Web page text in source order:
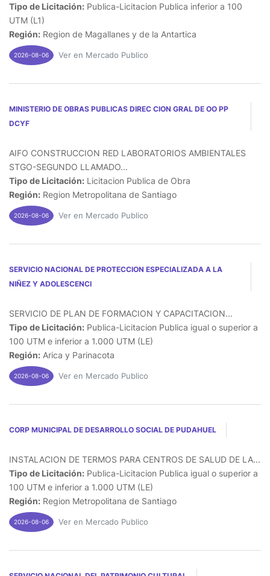
Tipo de Licitación: Publica-Licitacion Publica inferior a 100
UTM (L1)
Región: Region de Magallanes y de la Antartica
2026-08-06 Ver en Mercado Publico
MINISTERIO DE OBRAS PUBLICAS DIREC CION GRAL DE OO PP
DCYF
AIFO CONSTRUCCION RED LABORATORIOS AMBIENTALES
STGO-SEGUNDO LLAMADO...
Tipo de Licitación: Licitacion Publica de Obra
Región: Region Metropolitana de Santiago
2026-08-06 Ver en Mercado Publico
SERVICIO NACIONAL DE PROTECCION ESPECIALIZADA A LA
NIÑEZ Y ADOLESCENCI
SERVICIO DE PLAN DE FORMACION Y CAPACITACION...
Tipo de Licitación: Publica-Licitacion Publica igual o superior a
100 UTM e inferior a 1.000 UTM (LE)
Región: Arica y Parinacota
2026-08-06 Ver en Mercado Publico
CORP MUNICIPAL DE DESARROLLO SOCIAL DE PUDAHUEL
INSTALACION DE TERMOS PARA CENTROS DE SALUD DE LA...
Tipo de Licitación: Publica-Licitacion Publica igual o superior a
100 UTM e inferior a 1.000 UTM (LE)
Región: Region Metropolitana de Santiago
2026-08-06 Ver en Mercado Publico